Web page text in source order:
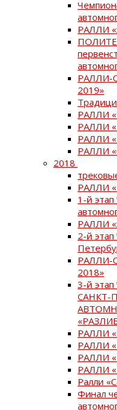
РАЛЛИ
РАЛЛИ-
2019»
РАЛЛИ
РАЛЛИ
РАЛЛИ
РАЛЛИ
2018
РАЛЛИ
1-й
РАЛЛИ
2-й
РАЛЛИ-
2018»
3-й
САНКТ-
РАЛЛИ
РАЛЛИ
РАЛЛИ
РАЛЛИ
Ралли
Финал